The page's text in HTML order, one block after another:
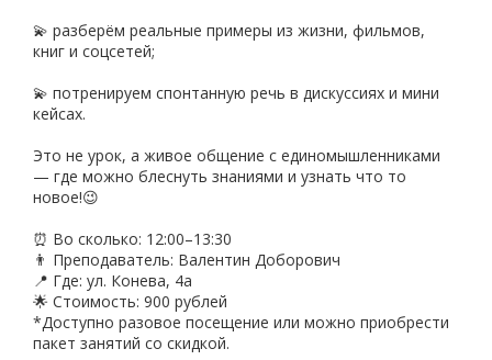
💫 разберём реальные примеры из жизни, фильмов,
книг и соцсетей;
💫 потренируем спонтанную речь в дискуссиях и мини
кейсах.
Это не урок, а живое общение с единомышленниками
— где можно блеснуть знаниями и узнать что то
новое!😉
⏰ Во сколько: 12:00–13:30
👨 Преподаватель: Валентин Доборович
📍 Где: ул. Конева, 4а
🌟 Стоимость: 900 рублей
*Доступно разовое посещение или можно приобрести
пакет занятий со скидкой.